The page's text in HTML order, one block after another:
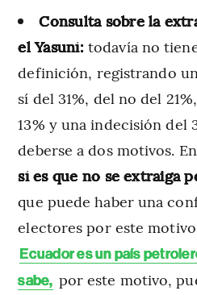
Consulta sobre la
el Yasuní:todavía no
definición, registrando
sí del 31%, del no del
13% y una indecisión del
deberse a dos motivos.
sí es que no se extraiga
que puede haber una
electores por este
Ecuador es un país
sabe, por este motivo,